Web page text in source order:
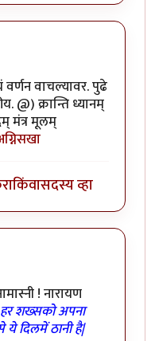
वर्णन वाचल्यावर. पुढे
@) क्रान्ति ध्यानम्
मंत्र मूलम्
किंवासदस्य व्हा
! नारायण
हर शख्सको अपना
दिलमें ठानी है|